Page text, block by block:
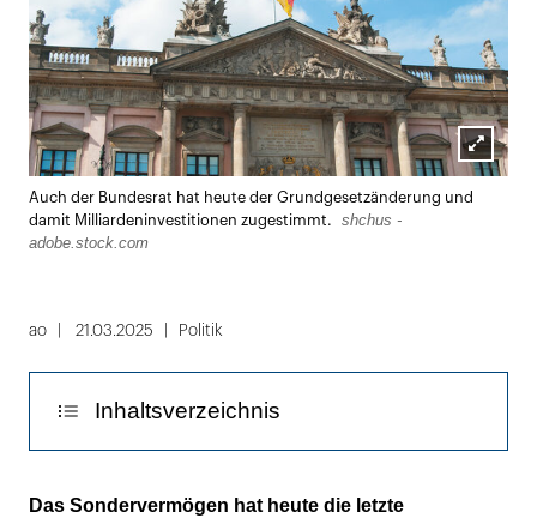
Lightbox
öffnen
Auch der Bundesrat hat heute der Grundgesetzänderung und
damit Milliardeninvestitionen zugestimmt.
shchus -
adobe.stock.com
ao 21.03.2025 Politik
Inhaltsverzeichnis
Zusätzliche Investitionen in die Infrastruktur
Das Sondervermögen hat heute die letzte